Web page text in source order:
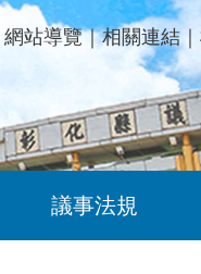
網站導覽｜相關連結 ｜
議事法規